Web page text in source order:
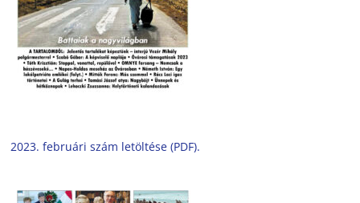
2023. februári szám letöltése (PDF).